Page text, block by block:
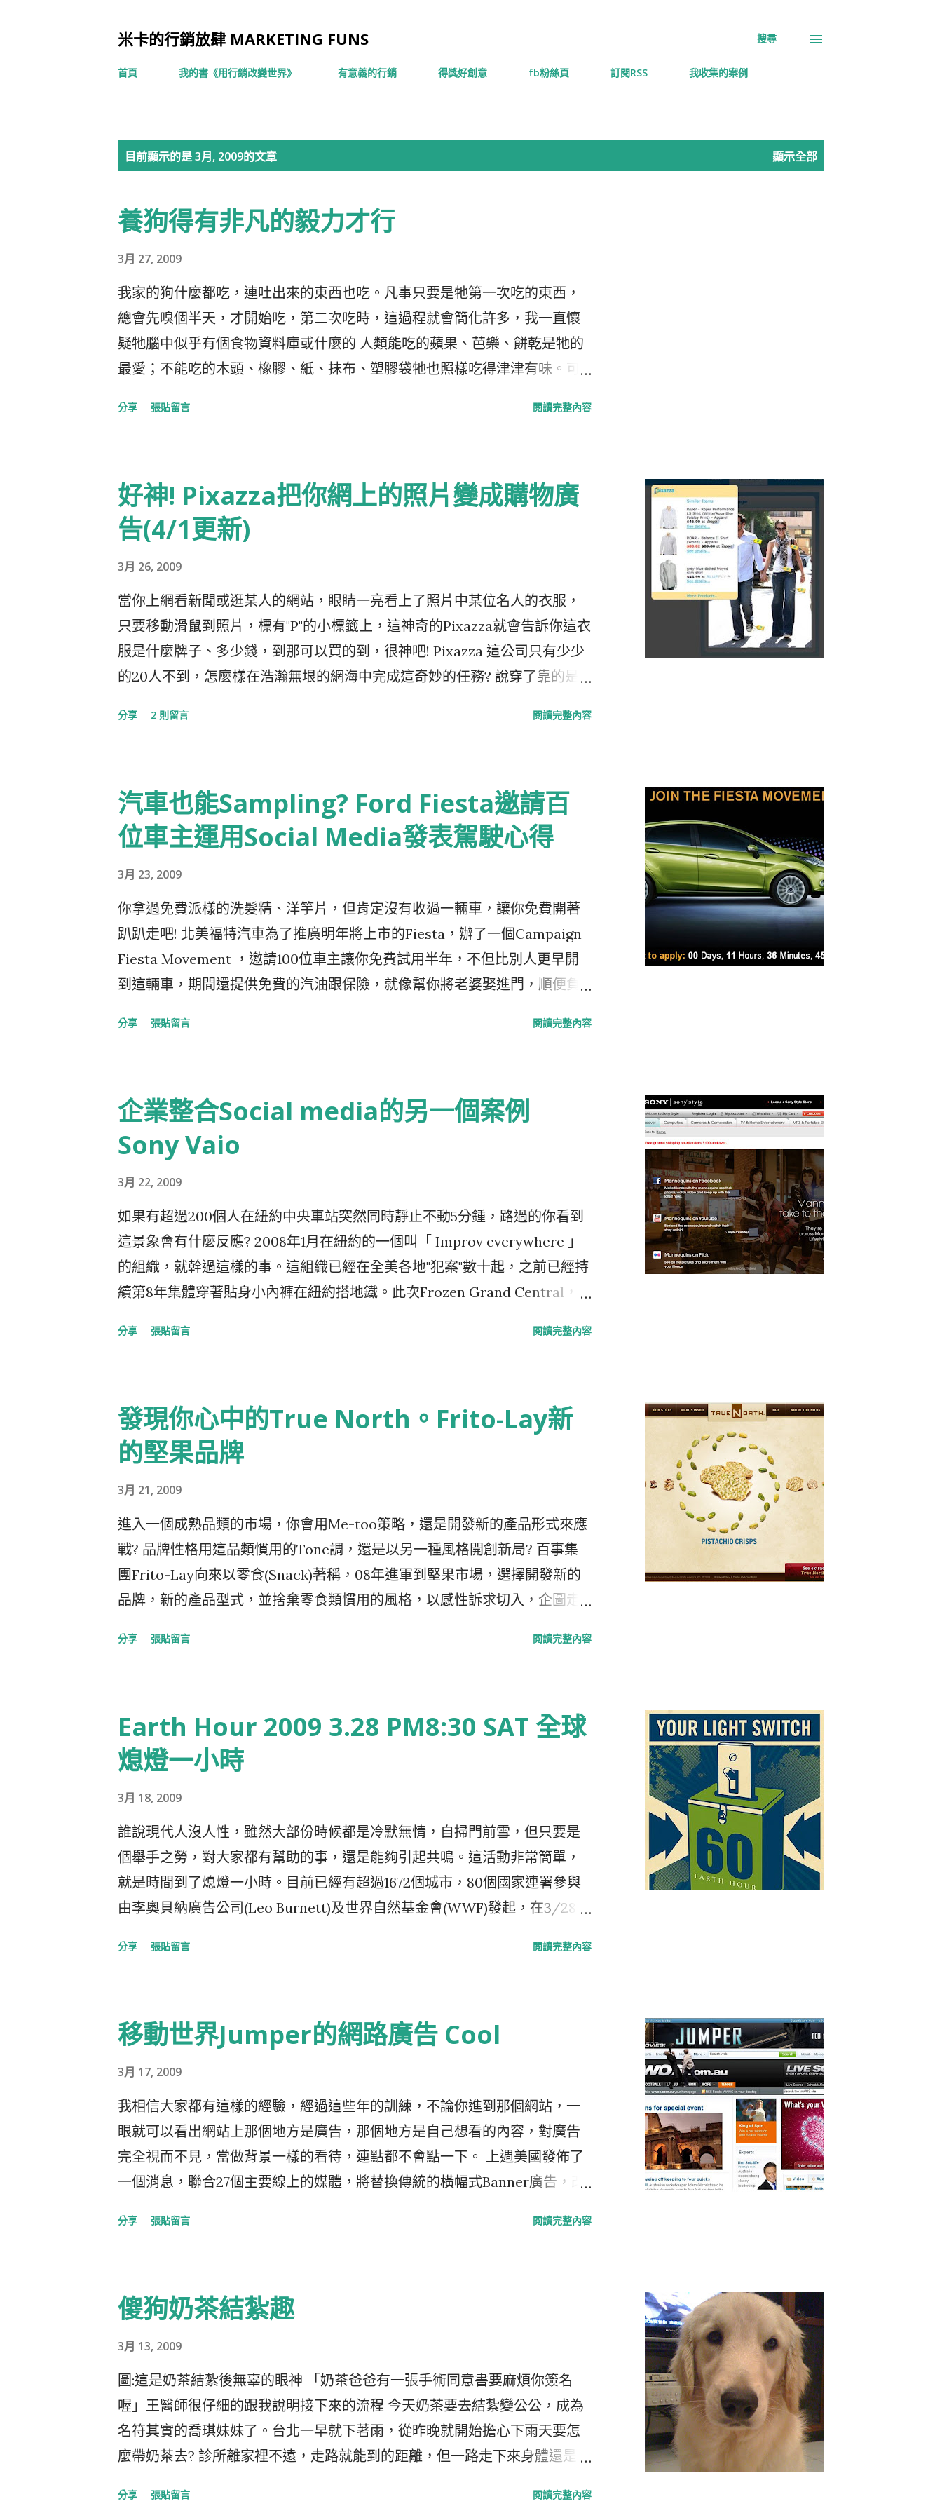
米卡的行銷放肆 MARKETING FUNS 搜尋
首頁 我的書《用行銷改變世界》 有意義的行銷 得獎好創意 fb粉絲頁 訂閱RSS 我收集的案例
目前顯示的是 3月, 2009的文章 顯示全部
養狗得有非凡的毅力才行
3月 27, 2009
我家的狗什麼都吃，連吐出來的東西也吃。凡事只要是牠第一次吃的東西，
總會先嗅個半天，才開始吃，第二次吃時，這過程就會簡化許多，我一直懷
疑牠腦中似乎有個食物資料庫或什麼的 人類能吃的蘋果、芭樂、餅乾是牠的
最愛；不能吃的木頭、橡膠、紙、抹布、塑膠袋牠也照樣吃得津津有味。可
著看你像被電到一般地從椅子上彈起，展開一場人獸追逐大戰。 戲碼幾乎千
篇一律，我追牠跑，牠左閃右躲身手矯健，如果這時候有部慢動作攝影機，
一定可以看到牠如狡兔的雙腿，在點地後的0.01秒迅速向左側平移彈去，而狼
狽的主人煞車不及，在空中就已經發現大勢不妙，只剩雙眼視線能盯著這兔
宰子而移動，但僵硬的身體只能直挺挺，傻傻的繼續向前撲了個空，好險狗
不會笑，不然肯定笑的眼淚掉，四腳朝天，喘不過氣來 手腳不行只好靠智
取。「奶茶來，好吃的給你」，手上拿著牠最愛的小饅頭餅乾，還故意大力
搖晃餅乾罐，發出嘩啦嘩啦的聲響，吸引牠的注意，這隻被食物制約的傻
這樣下去卻衍生另一個問題。奶茶發現違禁品除了好玩，可以啟動你追我跑
闆，有沒有賣防狗咬的噴劑?」，「有啊! 這是日本進口的酸蘋果汁，苦苦
的，噴在你不想讓牠咬的東西上就行了」 回家後，馬上展開佈署，自己嚐了
嚐，「嗯，果然很苦」，還特別拿噴過的東西給奶茶試試，只看牠嗅了嗅，
調頭走開，「咦~還真有效耶」。可惜，是我高興的太早 奶茶從小就吃蘋果長
大，我想因為這個習慣，一下子就讓牠適應了苦蘋果的味道，又開始大搖大
擺的嗑起各樣千奇百怪的東西來 所以我還在苦惱牠這惡習，到現在還沒找到
如何制牠的辦法! 我家廚房有個活動的推門，木門中間鑲嵌有透明玻璃，可以
向前推或向後拉的那種，小時候奶茶還不會頂或推時，只能乖乖站在廚房
起來，輕輕地一撲~ 這門...
分享 張貼留言 閱讀完整內容
好神! Pixazza把你網上的照片變成購物廣
告(4/1更新)
3月 26, 2009
當你上網看新聞或逛某人的網站，眼睛一亮看上了照片中某位名人的衣服，
只要移動滑鼠到照片，標有"P"的小標籤上，這神奇的Pixazza就會告訴你這衣
服是什麼牌子、多少錢，到那可以買的到，很神吧! Pixazza 這公司只有少少
的20人不到，怎麼樣在浩瀚無垠的網海中完成這奇妙的任務? 說穿了靠的是
只要網友因為看了你照片買了其中的某樣商品，就可以抽佣； 另一方面
Pixazza廣邀眼力過人的網友擔當他們的時尚達人(我因為好奇細節到底怎麼
運作，也申請加入，不過至今尚未收到認可的email)，這些專家們負責把照
片中的玩意兒做辨視(identifying)、分類(tagging)跟連盟的購物網站商品配對
(matching)的工作、不一定要完全精準，類似商品也可以，只要有人買了
你"認"出的那個商品，就可以收錢了； 對商品的提供者、廣告主或購物網站
來說，則是大大增加了產品曝光的機會，當然收入會因此增加，來的網友即
使沒有買當初吸引它的商品，至少引進門後，也開啟他購買別的商品的機
cost per action、CPC cost per click或CPM cost per millennium收費(有
真是各家全贏的好策略 在第一時間聽到這個概念時驚為天人，覺得這公司實
在太了不起，可以運作出這麼棒的生意模式，但若細想，還是有一些值得注
意的地方 這個Model最偉大之處，在於參與的各方，都不需要做什麼改變，
卻因為通力合作而產出一個新的模式，而且各方皆得利，因此在推廣上比較
不會遇到過去推廣電子商務所遇到的困難，可以快速的暴發開來。這跟
Google的AdSense概念相近，可是AdSense是由系統根據文章的文字來判斷
該送出什麼樣的廣告，而Pixazza則是圖...
分享 2 則留言 閱讀完整內容
汽車也能Sampling? Ford Fiesta邀請百
位車主運用Social Media發表駕駛心得
3月 23, 2009
你拿過免費派樣的洗髮精、洋竽片，但肯定沒有收過一輛車，讓你免費開著
趴趴走吧! 北美福特汽車為了推廣明年將上市的Fiesta，辦了一個Campaign
Fiesta Movement ，邀請100位車主讓你免費試用半年，不但比別人更早開
到這輛車，期間還提供免費的汽油跟保險，就像幫你將老婆娶進門，順便負
須先拍一部2~5分鍾的影片，說明為什麼你適合這個條件，說你交遊廣闊、文
筆一流、是金城武是林志玲有一大群粉絲、或是你早就有個受歡迎，談論汽
車的Blog，不管你是什麼，總之將影片Post上Youtube先，並在影片的Tag註
明"Fiesta Movement"。所以不管你有沒有入選，已經先有一大群人幫Fiesta
產出數千部打知名度的影片(當然光有知名度是成不了大事滴) 要想獲得福特
青睞的原因，不外乎你是個在網路世界走跳很久的活躍者，能夠用影片煽動
人心，說得一嘴好故事，有能力多方面探索這車的妙用，接受不同的挑戰
等。 雀屏中選者，福特每個月都會給你一項神秘的任務，可能會讓你去一個
這些故事透過Youtube、Flickr、Facebook等等Social Media，Post上網散
低成本的社交媒體，達到快速傳播提昇知名度的效果；同時為了避免Social
Media不易被控制的特點，特別設計跟引導議題的發展，不全任由網友自由
發揮的作法，也可以有系統的傳播那些產品的訊息。正所謂吃人的嘴軟，尤
其是在收了這麼貴重的禮之後，參與者應該會多說好話才是。另外Social
Media的特點之一就是雙向互動，在產品未正式上市前，這100個經過挑選能
說能演又有粉絲的種子，不只在公關新聞上是個議題，也像是各個地方樁
腳，可以免費幫福特到處敲鑼打鼓，傳頌Fiesta的種種訊息，還能夠及...
分享 張貼留言 閱讀完整內容
企業整合Social media的另一個案例
Sony Vaio
3月 22, 2009
如果有超過200個人在紐約中央車站突然同時靜止不動5分鍾，路過的你看到
這景象會有什麼反應? 2008年1月在紐約的一個叫「 Improv everywhere 」
的組織，就幹過這樣的事。這組織已經在全美各地"犯案"數十起，之前已經持
續第8年集體穿著貼身小內褲在紐約搭地鐵。此次Frozen Grand Central，
是email快速被傳開來。 Sony 新的小筆電Vaio P最近風光上市。今年的1、2
月在紐約的曼哈頓也辦了幾場類似上面所提的真人秀 Mannequins take to
the street ，只是這是一場專業的商業活動。在紐約中央車站，一群經過挑
選美麗動人的Models，手上拿著Vaio P，一出現在車站的大廳上，那樣的氣
勢想不被注意都難，這些金髮美女特意的將妝化的跟"櫥窗模特兒"一樣，白的
很不真實。所有一舉一動就是為了吸引路人的目光，時而擺出誘人的Pose，
時而定格不動，簡直就是把百貨公司的櫥窗搬到現場一樣，完美展示Vaio
P，任由旅客拍照攝影或是試用，這場Show出現在車站或是街頭等不同地方
了Social Media，在Facebook上開了 Manne Quin 的網頁，想成為她的"朋
看這些 美女們的玉照 ，在Flickr上讓你一覽無遺 這個案例再次顯現
Skittles，把品牌官網用各個Social Media，整合成一個裝置是有它的道理
的。台灣也有許多的活動網頁，直接就在某個部落格下開站，不再像以前特
地申請一個Domain，這樣的轉變也越來越明顯了。 如果連Sony或Skittles
都如此仰賴Social Media，台灣的企業是不是該多多思考，改變型式運用這
些工具...
分享 張貼留言 閱讀完整內容
發現你心中的True North。Frito-Lay新
的堅果品牌
3月 21, 2009
進入一個成熟品類的市場，你會用Me-too策略，還是開發新的產品形式來應
戰? 品牌性格用這品類慣用的Tone調，還是以另一種風格開創新局? 百事集
團Frito-Lay向來以零食(Snack)著稱，08年進軍到堅果市場，選擇開發新的
品牌，新的產品型式，並捨棄零食類慣用的風格，以感性訴求切入，企圖走
或開心果，就是一顆顆活蹦亂跳的果仁，赤裸裸沒穿衣服。TrueNorth產品
線裡也有這類市場主流的果仁，但如果光是這樣，其差異就只是定位與訴求
的不同。為了強化與競爭者的差異，特別開發了『塊Cluster，脆片Crisp'兩
種不同的型式。cluster就像我們的花生糖一樣，切成一塊塊的正方形；另外
在一片片薄薄的脆餅上加了各式各樣的果仁，就成了Crisp。從包裝就可以看
出想要呈現自然的風格，一派簡潔清新的設計(下圖左起 綜合果
仁/Crisp/Cluster 下下圖為產品海報)。 100%天然是TrueNorth的核心概
念，所有的產品都產自美國，沒有人工香料，不含防腐劑，只選擇較低飽和
興起的這個年代，強調在地生產，在地採購的訴求，是個聰明的做法 除了產
TrueNorth Story 」的競賽，分享你對生命的熱情，挑選出最具啟發性的故
事，拍成廣告片在今年2月的奧斯卡頒獎時段播出，並給予25000美金，資助
完成得獎者的TrueNorth 幾個主要參賽者的故事，都跟社會公益有關係，不
是個人的小愛而是對大環境的付出，對殘障或弱勢團體的關懷。 得獎者是一
位前芝加哥女警員幫助遊民的故事。一開始她只是一個人拉著一輛滿載三明
治的小紅(little red wagon小朋友拉的小板車)，分送食物跟咖啡，自1991年
以來，陸續發展出固定的據點，開設了Inspiratio...
分享 張貼留言 閱讀完整內容
Earth Hour 2009 3.28 PM8:30 SAT 全球
熄燈一小時
3月 18, 2009
誰說現代人沒人性，雖然大部份時候都是冷默無情，自掃門前雪，但只要是
個舉手之勞，對大家都有幫助的事，還是能夠引起共鳴。這活動非常簡單，
就是時間到了熄燈一小時。目前已經有超過1672個城市，80個國家連署參與
由李奧貝納廣告公司(Leo Burnett)及世界自然基金會(WWF)發起，在3/28日
Global Climate Change Conference，這次會議的決議將代替《 京都議定
以在活動當天拍照、攝影、twitter或寫網誌，以 更多的行動 來參與 PS.在
Earth Hour官網上的地圖找不到台灣這個國家或區域的選項(下圖)，不過你
還是可以以Taipei的名義註冊
分享 張貼留言 閱讀完整內容
移動世界Jumper的網路廣告 Cool
3月 17, 2009
我相信大家都有這樣的經驗，經過這些年的訓練，不論你進到那個網站，一
眼就可以看出網站上那個地方是廣告，那個地方是自己想看的內容，對廣告
完全視而不見，當做背景一樣的看待，連點都不會點一下。 上週美國發佈了
一個消息，聯合27個主要線上的媒體，將替換傳統的橫幅式Banner廣告，改
明如你當然瞄一眼就知道那是廣告，還是會自然的選擇關閉或跳過不看，除
角可以隨心所欲的自由移動外，更厲害的是，它讓你一眼看不出是廣告，整
個網頁就是個Flash，主角在整個網頁中跳來跳去，一會兒在Banner上跑，
一會兒跑到文章裡，發射的武器還可以把網頁的文字、Banner打的支離破碎
稀巴爛，就像把網頁當做戰場一樣的玩起躲貓貓來 這裡有兩種呈現的方式
WWOS MSN 我想廣告以"天殺的很大"來強迫網友收看，當然是個方法，不過
分享 張貼留言 閱讀完整內容
傻狗奶茶結紮趣
3月 13, 2009
圖:這是奶茶結紮後無辜的眼神 「奶茶爸爸有一張手術同意書要麻煩你簽名
喔」王醫師很仔細的跟我說明接下來的流程 今天奶茶要去結紮變公公，成為
名符其實的喬琪妹妹了。台北一早就下著雨，從昨晚就開始擔心下雨天要怎
麼帶奶茶去? 診所離家裡不遠，走路就能到的距離，但一路走下來身體還是會
分享 張貼留言 閱讀完整內容